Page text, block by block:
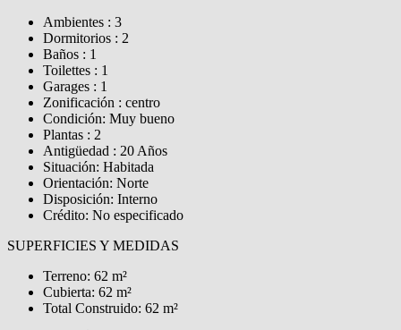
Ambientes : 3
Dormitorios : 2
Baños : 1
Toilettes : 1
Garages : 1
Zonificación : centro
Condición: Muy bueno
Plantas : 2
Antigüedad : 20 Años
Situación: Habitada
Orientación: Norte
Disposición: Interno
Crédito: No especificado
SUPERFICIES Y MEDIDAS
Terreno: 62 m²
Cubierta: 62 m²
Total Construido: 62 m²